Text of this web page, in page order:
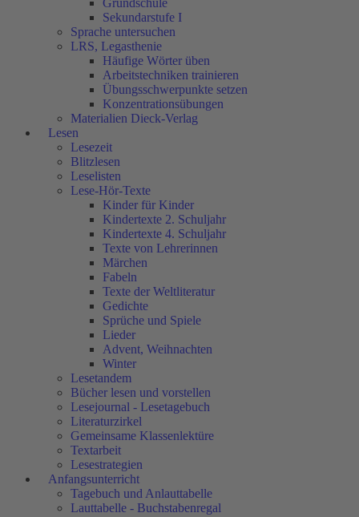
Grundschule
Sekundarstufe I
Sprache untersuchen
LRS, Legasthenie
Häufige Wörter üben
Arbeitstechniken trainieren
Übungsschwerpunkte setzen
Konzentrationsübungen
Materialien Dieck-Verlag
Lesen
Lesezeit
Blitzlesen
Leselisten
Lese-Hör-Texte
Kinder für Kinder
Kindertexte 2. Schuljahr
Kindertexte 4. Schuljahr
Texte von Lehrerinnen
Märchen
Fabeln
Texte der Weltliteratur
Gedichte
Sprüche und Spiele
Lieder
Advent, Weihnachten
Winter
Lesetandem
Bücher lesen und vorstellen
Lesejournal - Lesetagebuch
Literaturzirkel
Gemeinsame Klassenlektüre
Textarbeit
Lesestrategien
Anfangsunterricht
Tagebuch und Anlauttabelle
Lauttabelle - Buchstabenregal